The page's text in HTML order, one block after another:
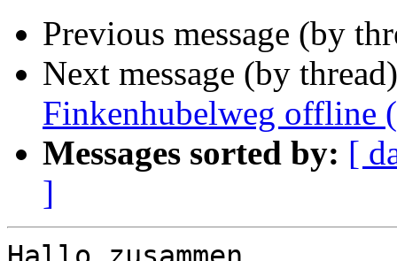
Previous message (by
Next message (by
Finkenhubelweg offline
Messages sorted by: [
]